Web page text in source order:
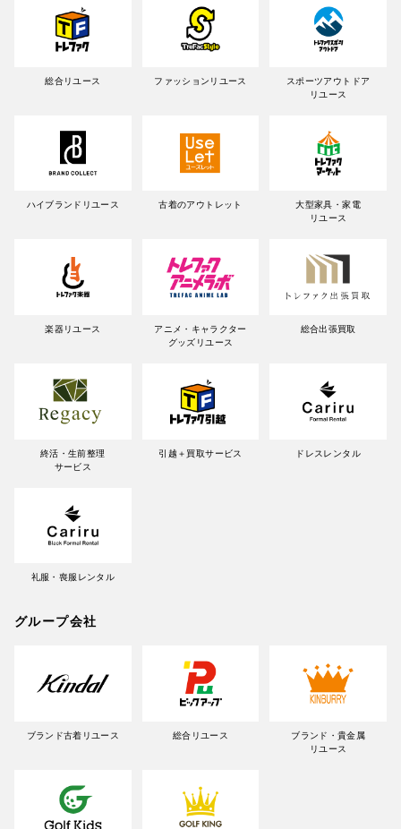
総合リユース ファッションリユース
スポーツアウトドア
リユース
ハイブランドリユース 古着のアウトレット
大型家具・家電
リユース
楽器リユース
アニメ・キャラクター
グッズリユース
総合出張買取
終活・生前整理
サービス
引越＋買取サービス ドレスレンタル
礼服・喪服レンタル
グループ会社
ブランド古着リユース 総合リユース
ブランド・貴金属
リユース